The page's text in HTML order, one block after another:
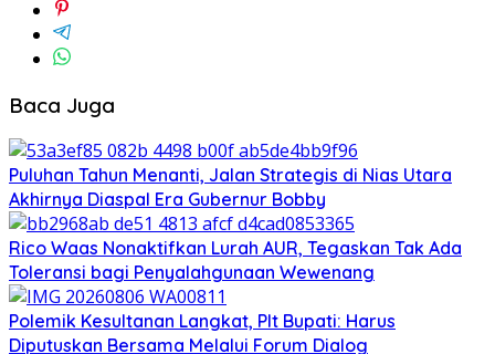
Baca Juga
Puluhan Tahun Menanti, Jalan Strategis di Nias Utara
Akhirnya Diaspal Era Gubernur Bobby
Rico Waas Nonaktifkan Lurah AUR, Tegaskan Tak Ada
Toleransi bagi Penyalahgunaan Wewenang
Polemik Kesultanan Langkat, Plt Bupati: Harus
Diputuskan Bersama Melalui Forum Dialog